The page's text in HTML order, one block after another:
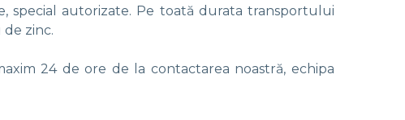
special autorizate. Pe toată durata transportului
zinc.
24 de ore de la contactarea noastră, echipa